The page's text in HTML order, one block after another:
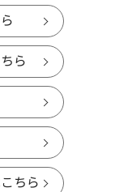
ら
ちら